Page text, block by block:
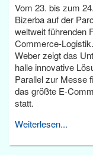
Vom 23. bis zum
Bizerba auf der
weltweit führenden
Commerce-
Weber zeigt das
halle innovative
Parallel zur Messe
das größte E-
statt.
Weiterlesen...